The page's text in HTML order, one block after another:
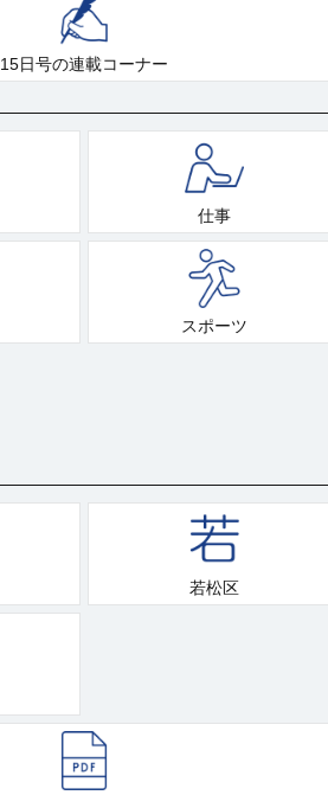
15日号の連載コーナー
仕事
スポーツ
若松区